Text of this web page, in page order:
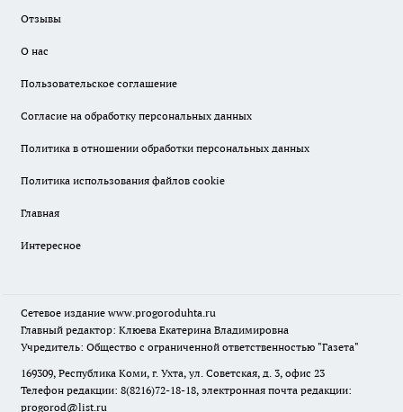
Отзывы
О нас
Пользовательское соглашение
Согласие на обработку персональных данных
Политика в отношении обработки персональных данных
Политика использования файлов cookie
Главная
Интересное
Сетевое издание www.progoroduhta.ru
Главный редактор: Клюева Екатерина Владимировна
Учредитель: Общество с ограниченной ответственностью "Газета"
169309, Республика Коми, г. Ухта, ул. Советская, д. 3, офис 23
Телефон редакции: 8(8216)72-18-18, электронная почта редакции:
progorod@list.ru